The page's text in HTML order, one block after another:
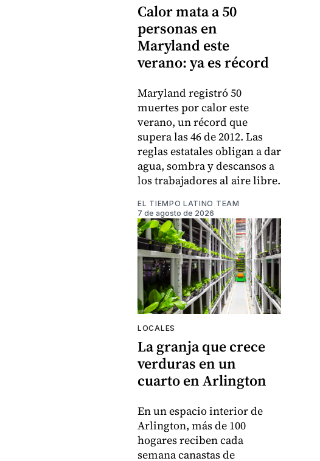
Calor mata a 50
personas en
Maryland este
verano: ya es récord
Maryland registró 50
muertes por calor este
verano, un récord que
supera las 46 de 2012. Las
reglas estatales obligan a dar
agua, sombra y descansos a
los trabajadores al aire libre.
EL TIEMPO LATINO TEAM
7 de agosto de 2026
LOCALES
La granja que crece
verduras en un
cuarto en Arlington
En un espacio interior de
Arlington, más de 100
hogares reciben cada
semana canastas de